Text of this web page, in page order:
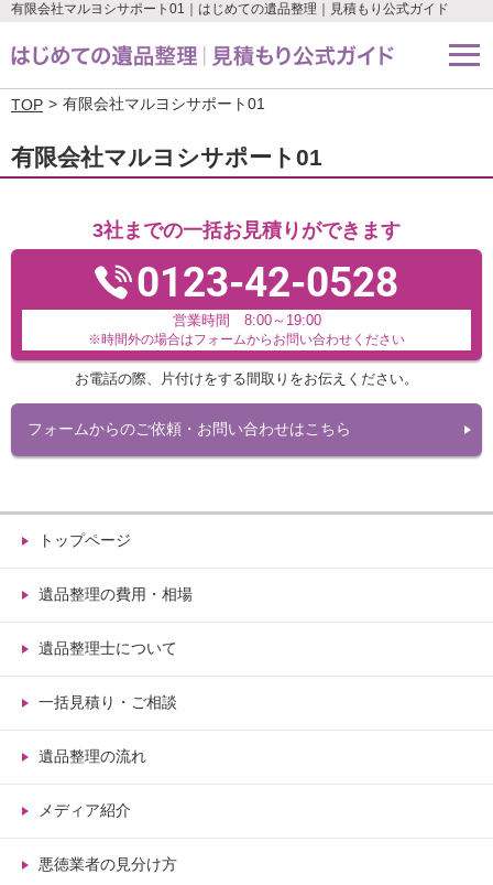
有限会社マルヨシサポート01｜はじめての遺品整理｜見積もり公式ガイド
TOP 有限会社マルヨシサポート01
有限会社マルヨシサポート01
3社までの一括お見積りができます
0123-42-0528
営業時間 8:00～19:00
※時間外の場合はフォームからお問い合わせください
お電話の際、片付けをする間取りをお伝えください。
フォームからのご依頼・お問い合わせはこちら
トップページ
遺品整理の費用・相場
遺品整理士について
一括見積り・ご相談
遺品整理の流れ
メディア紹介
悪徳業者の見分け方